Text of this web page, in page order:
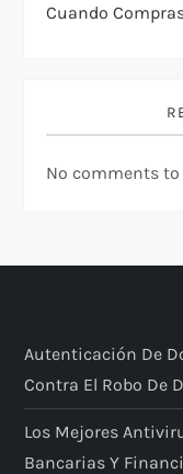
Cuando
No comments to
Autenticación De
Contra El Robo De
Los Mejores
Bancarias Y